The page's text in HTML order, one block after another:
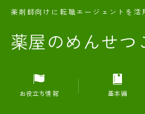
薬屋のめんせつ
薬剤師向けに転職エージェントを
MENU
1.転職エージェントとは
お役立ち情報 基本編